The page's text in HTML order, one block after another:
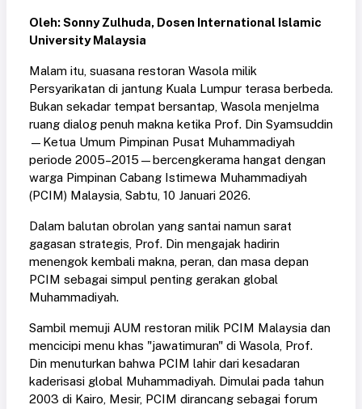
Oleh: Sonny Zulhuda, Dosen International Islamic
University Malaysia
Malam itu, suasana restoran Wasola milik
Persyarikatan di jantung Kuala Lumpur terasa berbeda.
Bukan sekadar tempat bersantap, Wasola menjelma
ruang dialog penuh makna ketika Prof. Din Syamsuddin
—Ketua Umum Pimpinan Pusat Muhammadiyah
periode 2005–2015—bercengkerama hangat dengan
warga Pimpinan Cabang Istimewa Muhammadiyah
(PCIM) Malaysia, Sabtu, 10 Januari 2026.
Dalam balutan obrolan yang santai namun sarat
gagasan strategis, Prof. Din mengajak hadirin
menengok kembali makna, peran, dan masa depan
PCIM sebagai simpul penting gerakan global
Muhammadiyah.
Sambil memuji AUM restoran milik PCIM Malaysia dan
mencicipi menu khas "jawatimuran" di Wasola, Prof.
Din menuturkan bahwa PCIM lahir dari kesadaran
kaderisasi global Muhammadiyah. Dimulai pada tahun
2003 di Kairo, Mesir, PCIM dirancang sebagai forum